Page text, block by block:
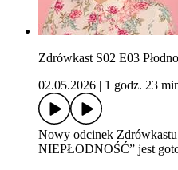
Zdrówkast S02 E03
02.05.2026
1 godz. 23
Nowy odcinek
NIEPŁODNOŚĆ” jest